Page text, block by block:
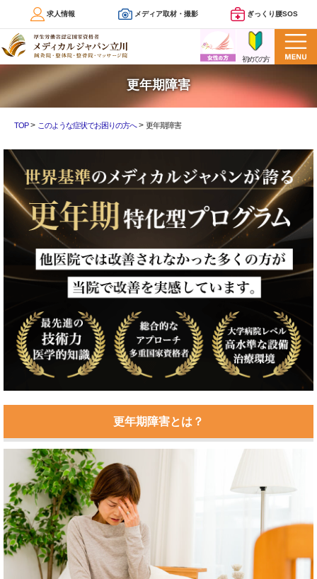
求人情報 メディア取材・撮影 ぎっくり腰SOS
更年期障害
TOP> このような症状でお困りの方へ> 更年期障害
更年期障害とは？